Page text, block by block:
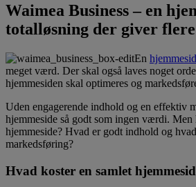
Waimea Business – en
totalløsning der giver
En
meget værd. Der skal også laves noget
hjemmesiden skal optimeres og
Uden engagerende indhold og en effektiv
hjemmeside så godt som ingen værdi. Men
hjemmeside? Hvad er godt indhold og
markedsføring?
Hvad koster en samlet